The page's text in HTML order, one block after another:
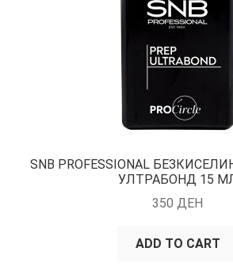
SNB PROFESSIONAL
УЛТРАБОНД 15
350 ДЕН
ADD TO CART